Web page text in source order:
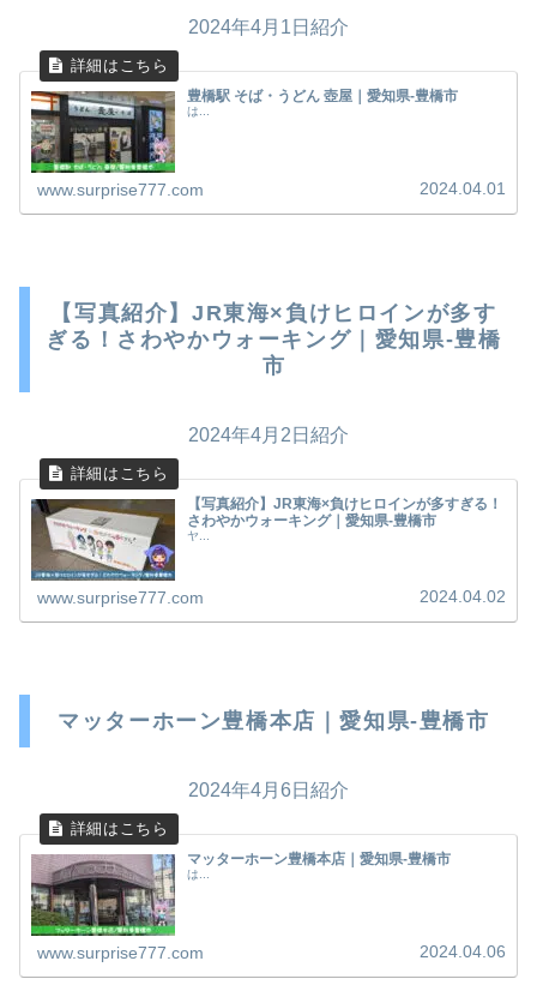
2024年4月1日紹介
豊橋駅 そば・うどん 壺屋｜愛知県-豊橋市
は...
www.surprise777.com 2024.04.01
【写真紹介】JR東海×負けヒロインが多す
ぎる！さわやかウォーキング｜愛知県-豊橋
市
2024年4月2日紹介
【写真紹介】JR東海×負けヒロインが多すぎる！
さわやかウォーキング｜愛知県-豊橋市
ヤ...
www.surprise777.com 2024.04.02
マッターホーン豊橋本店｜愛知県-豊橋市
2024年4月6日紹介
マッターホーン豊橋本店｜愛知県-豊橋市
は...
www.surprise777.com 2024.04.06